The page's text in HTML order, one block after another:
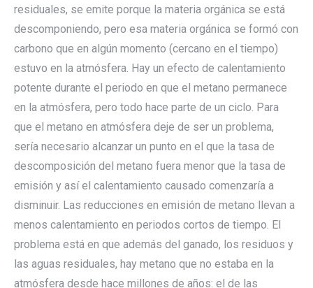
residuales, se emite porque la materia orgánica se está
descomponiendo, pero esa materia orgánica se formó con
carbono que en algún momento (cercano en el tiempo)
estuvo en la atmósfera. Hay un efecto de calentamiento
potente durante el periodo en que el metano permanece
en la atmósfera, pero todo hace parte de un ciclo. Para
que el metano en atmósfera deje de ser un problema,
sería necesario alcanzar un punto en el que la tasa de
descomposición del metano fuera menor que la tasa de
emisión y así el calentamiento causado comenzaría a
disminuir. Las reducciones en emisión de metano llevan a
menos calentamiento en periodos cortos de tiempo. El
problema está en que además del ganado, los residuos y
las aguas residuales, hay metano que no estaba en la
atmósfera desde hace millones de años: el de las